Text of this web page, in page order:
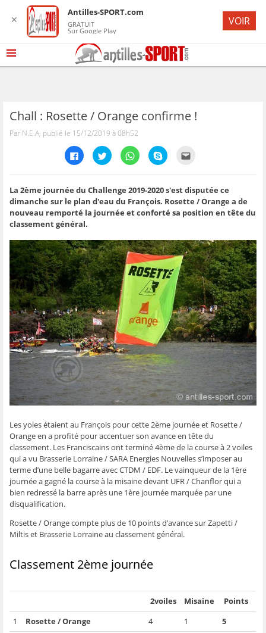
Chall : Rosette / Orange confirme !
Par N.E.A, publié le 15/12/2019 à 08h52
C
l
e
z
p
o
u
r
a
r
t
a
g
e
r
s
u
r
F
a
c
e
b
o
o
k
(
o
u
v
e
n
u
n
e
n
o
u
v
e
l
e
n
ê
e
)
C
l
e
z
p
o
u
a
r
t
a
g
e
r
s
u
r
T
w
i
t
t
e
r
o
u
v
r
d
s
n
e
n
o
u
v
e
n
ê
t
C
l
e
z
p
o
u
a
r
t
a
g
e
u
W
h
a
t
s
A
p
p
(
o
u
v
r
e
n
u
n
e
n
o
u
v
e
l
e
n
ê
e
C
l
e
z
p
o
u
a
r
t
a
g
e
r
s
u
r
k
y
p
e
(
o
u
v
r
e
d
a
n
n
n
o
u
v
e
l
e
f
ê
t
r
e
e
z
p
o
u
n
v
o
y
e
r
p
a
r
e
-
m
a
i
l
à
n
(
o
u
e
d
a
n
s
u
n
e
n
o
u
l
)
La 2ème journée du Challenge 2019-2020 s'est disputée ce
dimanche sur le plan d'eau du François. Rosette / Orange a de
nouveau remporté la journée et conforté sa position en tête du
classement général.
Les yoles étaient au François pour cette 2ème journée et Rosette /
Orange en a profité pour accentuer son avance en tête du
classement. Les Franciscains ont terminé 4ème de la course à 2 voiles
qui a vu Brasserie Lorraine / SARA Energies Nouvelles s’imposer au
terme d’une belle bagarre avec CTDM / EDF. Le vainqueur de la 1ère
journée a gagné la course à la misaine devant UFR / Chanflor qui a
bien redressé la barre après une 1ère journée marquée par une
disqualification.
Rosette / Orange compte plus de 10 points d’avance sur Zapetti /
Miltis et Brasserie Lorraine au classement général.
Classement 2ème journée
2voiles Misaine
Points
1
Rosette / Orange 4 1
5
✕
Antilles-SPORT.com
GRATUIT
Sur Google Play
VOIR